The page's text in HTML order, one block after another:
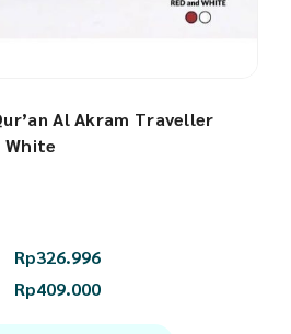
Al Akram Traveller
White
Rp326.996
Rp409.000